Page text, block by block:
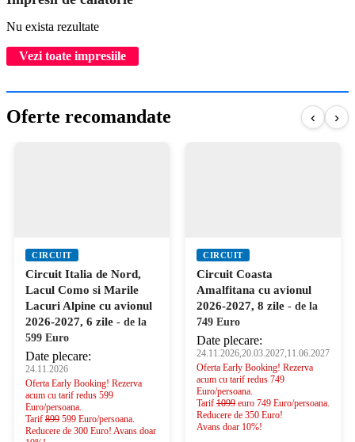
Nu exista rezultate
Vezi toate impresiile
Oferte recomandate ‹ ›
CIRCUIT
Circuit Italia de Nord,
Lacul Como si Marile
Lacuri Alpine cu avionul
2026-2027, 6 zile - de la
599 Euro
Date plecare:
24.11.2026
Oferta Early Booking! Rezerva
acum cu tarif redus 599
Euro/persoana.
Tarif 899 599 Euro/persoana.
Reducere de 300 Euro! Avans doar
CIRCUIT
Circuit Coasta
Amalfitana cu avionul
2026-2027, 8 zile - de la
749 Euro
Date plecare:
24.11.2026,20.03.2027,11.06.2027
Oferta Early Booking! Rezerva
acum cu tarif redus 749
Euro/persoana.
Tarif 1099 euro 749 Euro/persoana.
Reducere de 350 Euro!
Avans doar 10%!